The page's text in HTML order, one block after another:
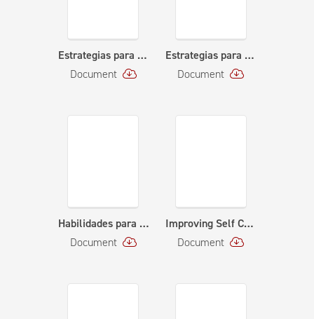
Estrategias para Estructura y Consistencia – Expectativas (9-2-20)
Document
Estrategias para Manejar la Ansiedad
Document
Habilidades para Mejorar la Atención en Casa (10-8-20)
Document
Improving Self Care SPANISH
Document